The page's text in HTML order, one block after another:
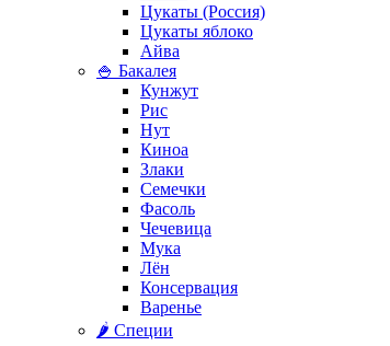
Цукаты (Россия)
Цукаты яблоко
Айва
🍚 Бакалея
Кунжут
Рис
Нут
Киноа
Злаки
Семечки
Фасоль
Чечевица
Мука
Лён
Консервация
Варенье
🌶️ Специи